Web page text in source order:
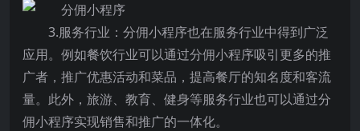
3.服务行业：分佣小程序也在服务行业中得到广泛
应用。例如餐饮行业可以通过分佣小程序吸引更多的推
广者，推广优惠活动和菜品，提高餐厅的知名度和客流
量。此外，旅游、教育、健身等服务行业也可以通过分
佣小程序实现销售和推广的一体化。